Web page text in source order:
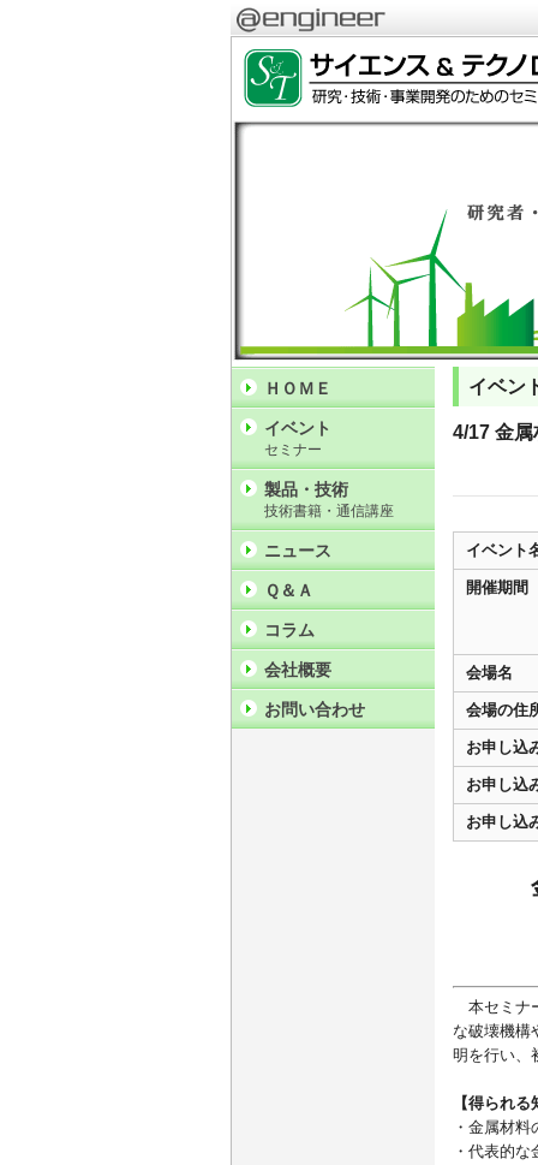
イベン
4/17 金
イベント
開催期間
会場名
会場の住
お申し込
お申し込
お申し込
本セミナ
な破壊機構
明を行い、
【得られる
・金属材
・代表的
ＨＯＭＥ
イベント
セミナー
製品・技術
技術書籍・通信講座
ニュース
Ｑ＆Ａ
コラム
会社概要
お問い合わせ